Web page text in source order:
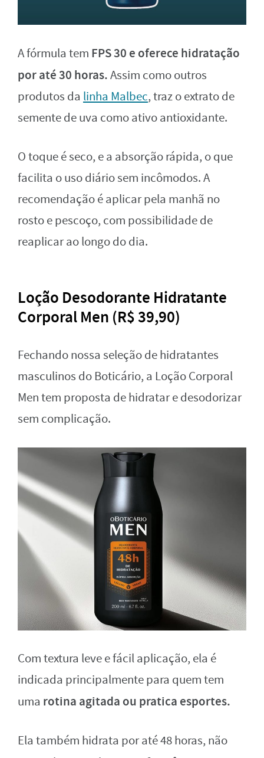
A fórmula tem FPS 30 e oferece hidratação
por até 30 horas.Assim como outros
produtos da linha Malbec, traz o extrato de
semente de uva como ativo antioxidante.
O toque é seco, e a absorção rápida, o que
facilita o uso diário sem incômodos. A
recomendação é aplicar pela manhã no
rosto e pescoço, com possibilidade de
reaplicar ao longo do dia.
Loção Desodorante Hidratante
Corporal Men (R$ 39,90)
Fechando nossa seleção de hidratantes
masculinos do Boticário, a Loção Corporal
Men tem proposta de hidratar e desodorizar
sem complicação.
Com textura leve e fácil aplicação, ela é
indicada principalmente para quem tem
uma rotina agitada ou pratica esportes.
Ela também hidrata por até 48 horas, não